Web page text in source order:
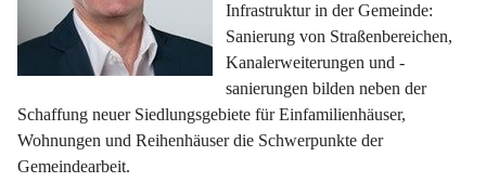
Infrastruktur in der Gemeinde:
Sanierung von Straßenbereichen,
Kanalerweiterungen und -
sanierungen bilden neben der
Schaffung neuer Siedlungsgebiete für Einfamilienhäuser,
Wohnungen und Reihenhäuser die Schwerpunkte der
Gemeindearbeit.